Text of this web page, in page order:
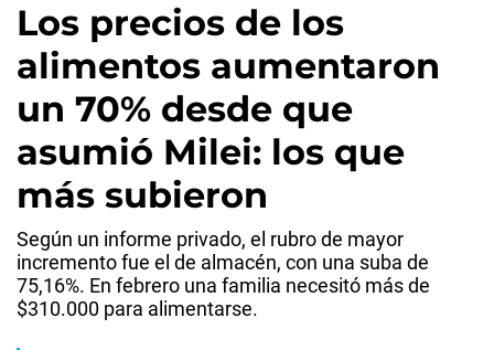
Los precios de los
alimentos aumentaron
un 70% desde que
asumió Milei: los que
más subieron
Según un informe privado, el rubro de mayor
incremento fue el de almacén, con una suba de
75,16%. En febrero una familia necesitó más de
$310.000 para alimentarse.